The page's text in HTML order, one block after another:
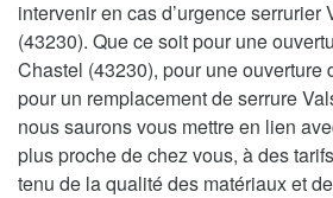
intervenir en cas d’urgence serrurier
(43230). Que ce soit pour une
Chastel (43230), pour une ouverture
pour un remplacement de serrure
nous saurons vous mettre en lien
plus proche de chez vous, à des
tenu de la qualité des matériaux et